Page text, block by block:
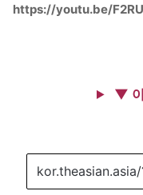
https://youtu.be/
▼